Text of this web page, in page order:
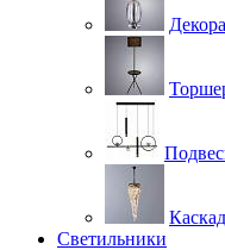
Светильники